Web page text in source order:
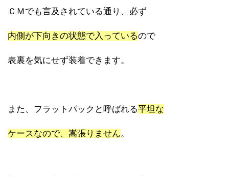
ＣＭでも言及されている通り、必ず
内側が下向きの状態で入っているので
表裏を気にせず装着できます。
また、フラットパックと呼ばれる平坦な
ケースなので、嵩張りません。